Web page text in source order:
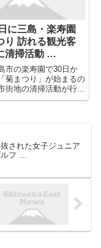
に三島・楽寿園
り 訪れる観光客
清掃活動 …
市の楽寿園で30日か
菊まつり」が始まるの
街地の清掃活動が行わ
この活動は市内や近
された女子ジュニア
フ …